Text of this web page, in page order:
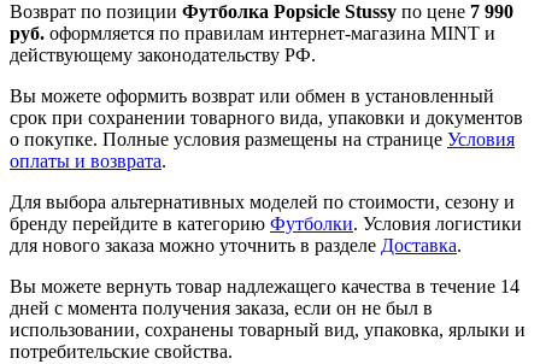
Возврат по позиции Футболка Popsicle Stussy по цене 7 990
руб. оформляется по правилам интернет-магазина MINT и
действующему законодательству РФ.
Вы можете оформить возврат или обмен в установленный
срок при сохранении товарного вида, упаковки и документов
о покупке. Полные условия размещены на странице Условия
оплаты и возврата.
Для выбора альтернативных моделей по стоимости, сезону и
бренду перейдите в категорию Футболки. Условия логистики
для нового заказа можно уточнить в разделе Доставка.
Вы можете вернуть товар надлежащего качества в течение 14
дней с момента получения заказа, если он не был в
использовании, сохранены товарный вид, упаковка, ярлыки и
потребительские свойства.